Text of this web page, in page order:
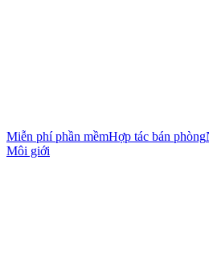
Miễn phí phần mềmHợp tác bán phòng
Môi giới